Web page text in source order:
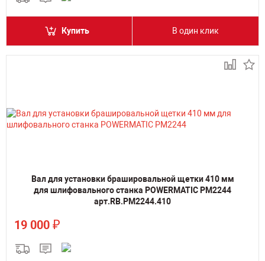
Купить В один клик
Вал для установки брашировальной щетки 410 мм
для шлифовального станка POWERMATIC PM2244
арт.RB.PM2244.410
19 000 ₽